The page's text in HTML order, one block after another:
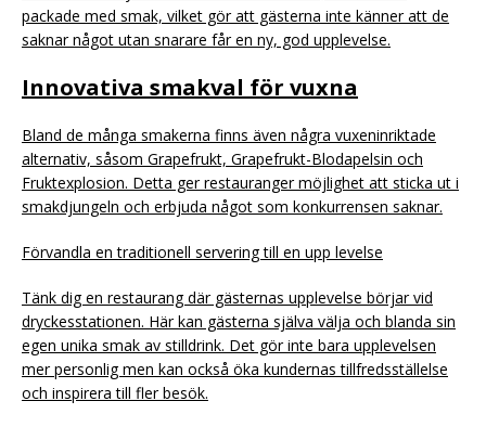
packade med smak, vilket gör att gästerna inte känner att de
saknar något utan snarare får en ny, god upplevelse.
Innovativa smakval för vuxna
Bland de många smakerna finns även några vuxeninriktade
alternativ, såsom Grapefrukt, Grapefrukt-Blodapelsin och
Fruktexplosion. Detta ger restauranger möjlighet att sticka ut i
smakdjungeln och erbjuda något som konkurrensen saknar.
Förvandla en traditionell servering till en upp levelse
Tänk dig en restaurang där gästernas upplevelse börjar vid
dryckesstationen. Här kan gästerna själva välja och blanda sin
egen unika smak av stilldrink. Det gör inte bara upplevelsen
mer personlig men kan också öka kundernas tillfredsställelse
och inspirera till fler besök.